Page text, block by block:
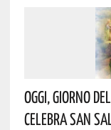
Oggi, Giorno
Celebra San